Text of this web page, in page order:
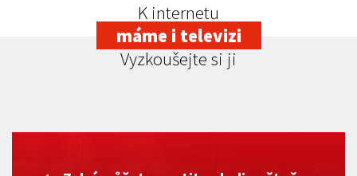
K internetu
máme i televizi
Vyzkoušejte si ji